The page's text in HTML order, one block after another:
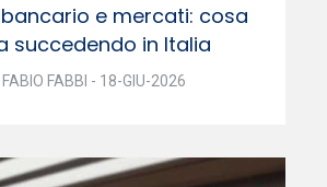
bancario e mercati: cosa
succedendo in Italia
FABIO FABBI - 18-GIU-2026